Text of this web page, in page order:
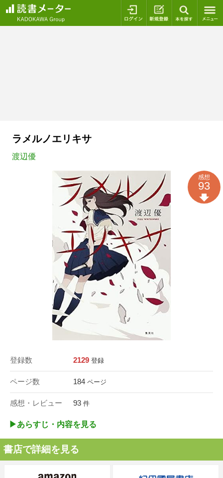
ログイン 新規登録
ラメルノエリキサ
渡辺優
登録数 2129 登録
ページ数 184 ページ
感想・レビュー 93 件
感想
93
▶︎あらすじ・内容を見る
書店で詳細を見る